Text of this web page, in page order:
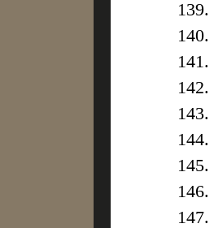
139.
140.
141.
142.
143.
144.
145.
146.
147.